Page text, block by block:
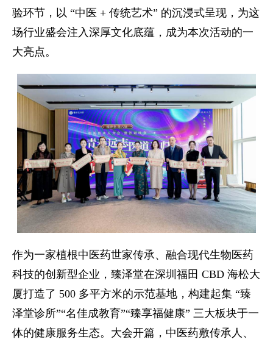
验环节，以 “中医 + 传统艺术” 的沉浸式呈现，为这
场行业盛会注入深厚文化底蕴，成为本次活动的一
大亮点。
作为一家植根中医药世家传承、融合现代生物医药
科技的创新型企业，臻泽堂在深圳福田 CBD 海松大
厦打造了 500 多平方米的示范基地，构建起集 “臻
泽堂诊所”“名佳成教育”“臻享福健康” 三大板块于一
体的健康服务生态。大会开篇，中医药敷传承人、